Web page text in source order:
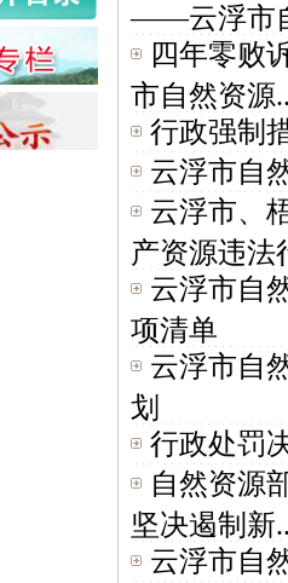
——云浮市
四年零败
市自然资源
行政强制
云浮市自
云浮市、
产资源违法
云浮市自
项清单
云浮市自
划
行政处罚
自然资源
坚决遏制新
云浮市自